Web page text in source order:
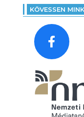
KÖVESSEN